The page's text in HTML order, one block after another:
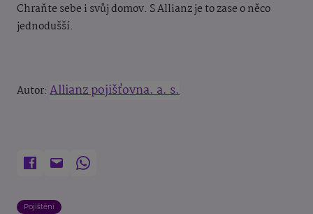
Chraňte sebe i svůj domov. S Allianz je to zase o něco
jednodušší.
Autor: Allianz pojišťovna. a. s.
Pojištění